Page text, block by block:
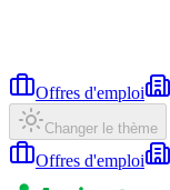
Offres d'emploi
Changer le thème
Offres d'emploi